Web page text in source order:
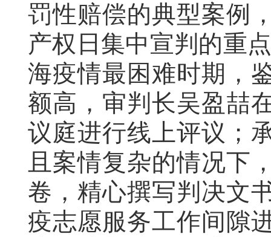
罚性赔偿的典型案例
产权日集中宣判的重
海疫情最困难时期，
额高，审判长吴盈喆
议庭进行线上评议；
且案情复杂的情况下
卷，精心撰写判决文
疫志愿服务工作间隙